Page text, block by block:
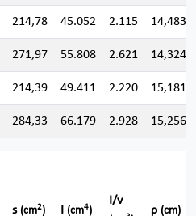
214,78 45.052 2.115 14,483
271,97 55.808 2.621 14,324
214,39 49.411 2.220 15,181
284,33 66.179 2.928 15,256
s (cm2) I (cm4)
I/v
ρ (cm)